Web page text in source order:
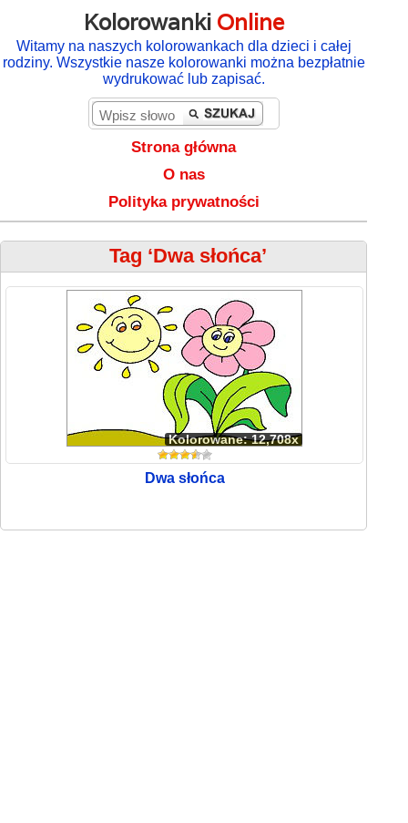
Kolorowanki Online
Witamy na naszych kolorowankach dla dzieci i całej
rodziny. Wszystkie nasze kolorowanki można bezpłatnie
wydrukować lub zapisać.
Strona główna
O nas
Polityka prywatności
Tag ‘Dwa słońca’
Kolorowane: 12,708x
Dwa słońca